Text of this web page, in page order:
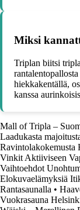
Miksi
Triplan biitsi
hiekkakentällä,
kanssa
Mall of Tripla –
Laadukasta
Ravintolakokemusta
Vinkit Aktiiviseen
Vaihtoehdot
Elokuvaelämyksiä
Rantasaunalla •
Vuokrasauna